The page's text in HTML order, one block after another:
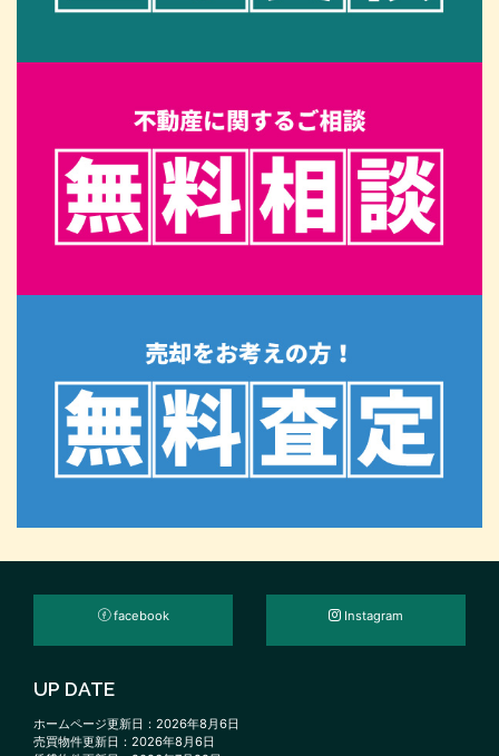
facebook Instagram
UP DATE
ホームページ更新日：2026年8月6日
売買物件更新日：2026年8月6日